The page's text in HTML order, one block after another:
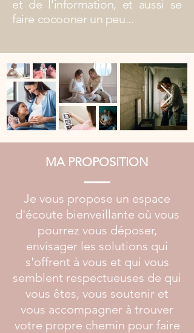
et de l'information, et aussi se
faire cocooner un peu...
MA PROPOSITION
Je vous propose un espace
d'écoute bienveillante où vous
pourrez vous déposer,
envisager les solutions qui
s'offrent à vous et qui vous
semblent respectueuses de qui
vous êtes, vous soutenir et
vous accompagner à trouver
votre propre chemin pour faire